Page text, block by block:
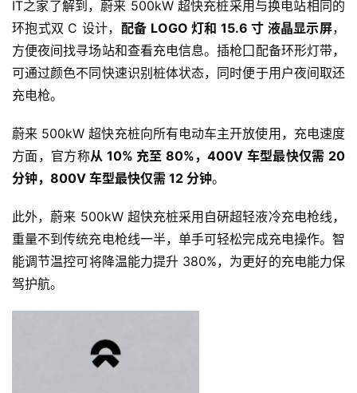
IT之家了解到，蔚来 500kW 超快充桩采用与换电站相同的
环抱式双 C 设计， 配备 LOGO 灯和 15.6 寸 液晶显示屏，
方便夜间找寻场站和查看充电信息。插枪囗配备环形灯带，
可通过颜色不同快速识别桩体状态，同时便于用户夜间取还
充电枪。
蔚来 500kW 超快充桩向所有电动车主开放使用，充电速度
方面，官方称从 10% 充至 80%，400V 车型最快仅需 20
分钟，800V 车型最快仅需 12 分钟。
此外，蔚来 500kW 超快充桩采用自硏超轻液冷充电枪线，
重量不到传统充电枪线一半，单手可轻松完成充电操作。智
能调节温控可将降温能力提升 380%，为更好的充电能力保
驾护航。